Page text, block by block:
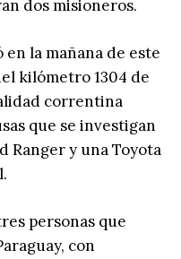
dos misioneros.
la mañana de este
kilómetro 1304 de
correntina
que se investigan
Ranger y una Toyota
personas que
con